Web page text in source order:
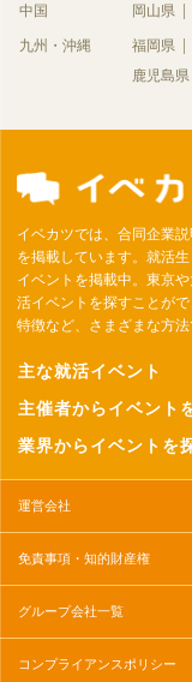
中国 岡山県
九州・沖縄 福岡県
鹿児島県
イベカツでは、合同企業
を掲載しています。就活
イベントを掲載中。東京
活イベントを探すことが
特徴など、さまざまな方法
主な就活イベント
主催者からイベント
業界からイベントを
運営会社
免責事項・知的財産権
グループ会社一覧
コンプライアンスポリシー